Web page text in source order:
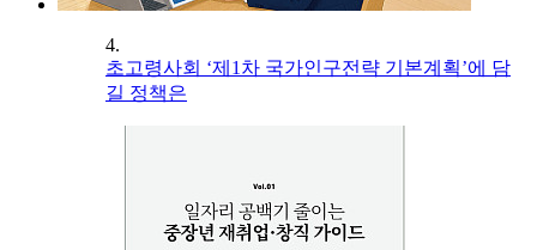
4.
초고령사회 ‘제1차 국가인구전략 기본계획’에 담
길 정책은